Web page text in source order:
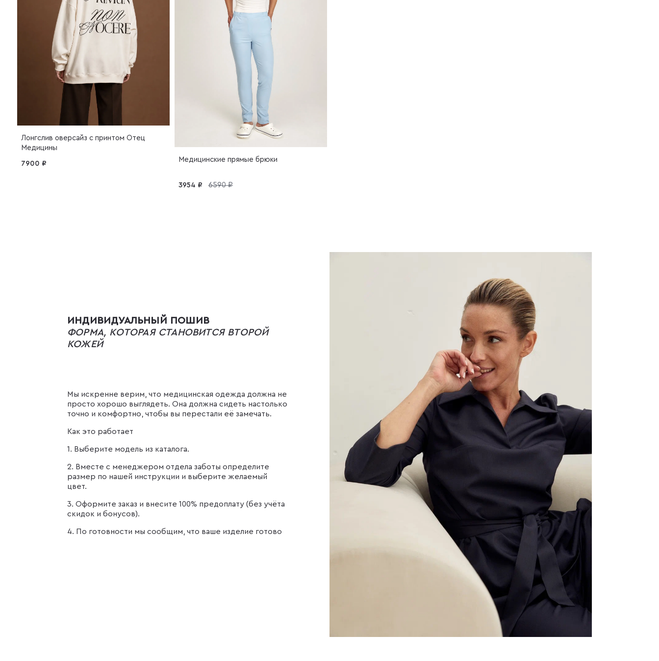
Лонгслив оверсайз с принтом Отец
Медицины
7900 ₽
Медицинские прямые брюки
3954 ₽ 6590 ₽
ИНДИВИДУАЛЬНЫЙ ПОШИВ
ФОРМА, КОТОРАЯ СТАНОВИТСЯ ВТОРОЙ
КОЖЕЙ
Мы искренне верим, что медицинская одежда должна не
просто хорошо выглядеть. Она должна сидеть настолько
точно и комфортно, чтобы вы перестали её замечать.
Как это работает
1. Выберите модель из каталога.
2. Вместе с менеджером отдела заботы определите
размер по нашей инструкции и выберите желаемый
цвет.
3. Оформите заказ и внесите 100% предоплату (без учёта
скидок и бонусов).
4. По готовности мы сообщим, что ваше изделие готово